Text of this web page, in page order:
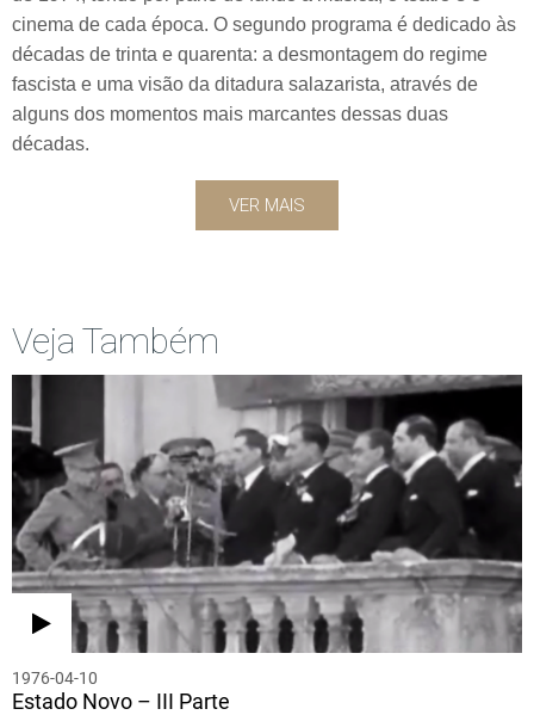
cinema de cada época. O segundo programa é dedicado às
décadas de trinta e quarenta: a desmontagem do regime
fascista e uma visão da ditadura salazarista, através de
alguns dos momentos mais marcantes dessas duas
décadas.
VER MAIS
Veja Também
1976-04-10
Estado Novo – III Parte